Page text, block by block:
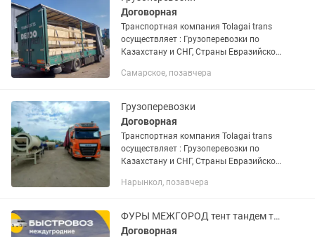
Договорная
Транспортная компания Tolagai trans
осуществляет : Грузоперевозки по
Казахстану и СНГ, Страны Евразийской
отдельной машиной от двери до двери.
Самарское, позавчера
Грузоперевозки
Договорная
Транспортная компания Tolagai trans
осуществляет : Грузоперевозки по
Казахстану и СНГ, Страны Евразийской
отдельной машиной от двери до двери.
Нарынкол, позавчера
ФУРЫ МЕЖГОРОД тент тандем трал реф платформа грузоперевозки 10 тонники
Договорная